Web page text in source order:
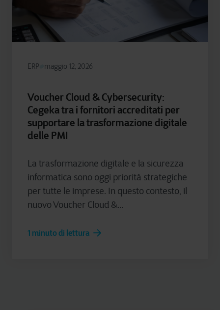
ERP maggio 12, 2026
Voucher Cloud & Cybersecurity:
Cegeka tra i fornitori accreditati per
supportare la trasformazione digitale
delle PMI
La trasformazione digitale e la sicurezza
informatica sono oggi priorità strategiche
per tutte le imprese. In questo contesto, il
nuovo Voucher Cloud &...
1 minuto di lettura